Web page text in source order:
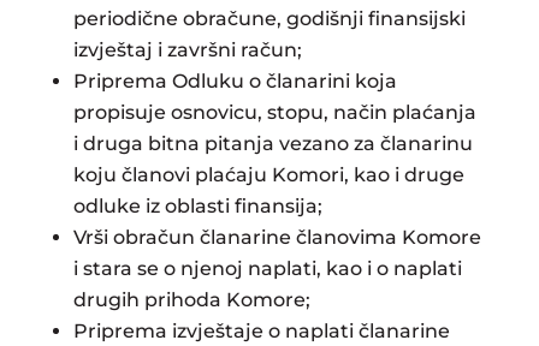
periodične obračune, godišnji finansijski
izvještaj i završni račun;
Priprema Odluku o članarini koja
propisuje osnovicu, stopu, način plaćanja
i druga bitna pitanja vezano za članarinu
koju članovi plaćaju Komori, kao i druge
odluke iz oblasti finansija;
Vrši obračun članarine članovima Komore
i stara se o njenoj naplati, kao i o naplati
drugih prihoda Komore;
Priprema izvještaje o naplati članarine